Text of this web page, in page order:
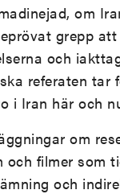
om
grepp
och
referaten tar
i Iran här och
om
filmer som
och